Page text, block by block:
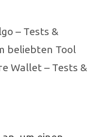
– Tests &
beliebten Tool
Wallet – Tests &